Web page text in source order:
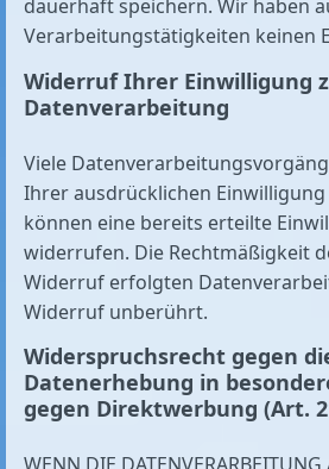
dauerhaft speichern. Wir haben
Verarbeitungstätigkeiten keinen
Widerruf Ihrer Einwilligung
Datenverarbeitung
Viele
Ihrer ausdrücklichen Einwilligung
können eine bereits erteilte
widerrufen. Die Rechtmäßigkeit
Widerruf erfolgten
Widerruf unberührt.
Widerspruchsrecht gegen
Datenerhebung in
gegen Direktwerbung (Art.